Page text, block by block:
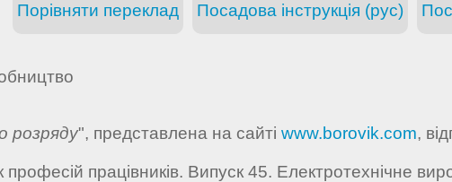
Посадова інструкція (рус)
Порівняти переклад
розряду", представлена на сайті www.borovik.com,
працівників. Випуск 45. Електротехнічне